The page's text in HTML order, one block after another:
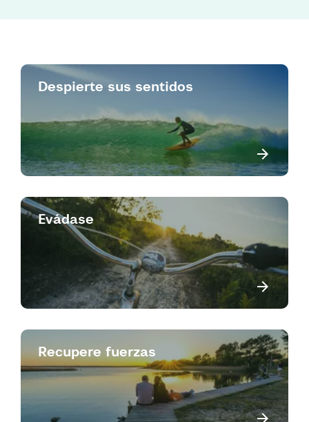
Despierte sus sentidos
Evádase
Recupere fuerzas